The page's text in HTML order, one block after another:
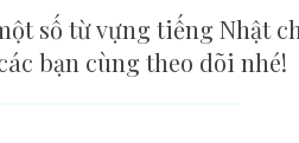
số từ vựng tiếng Nhật
bạn cùng theo dõi nhé!